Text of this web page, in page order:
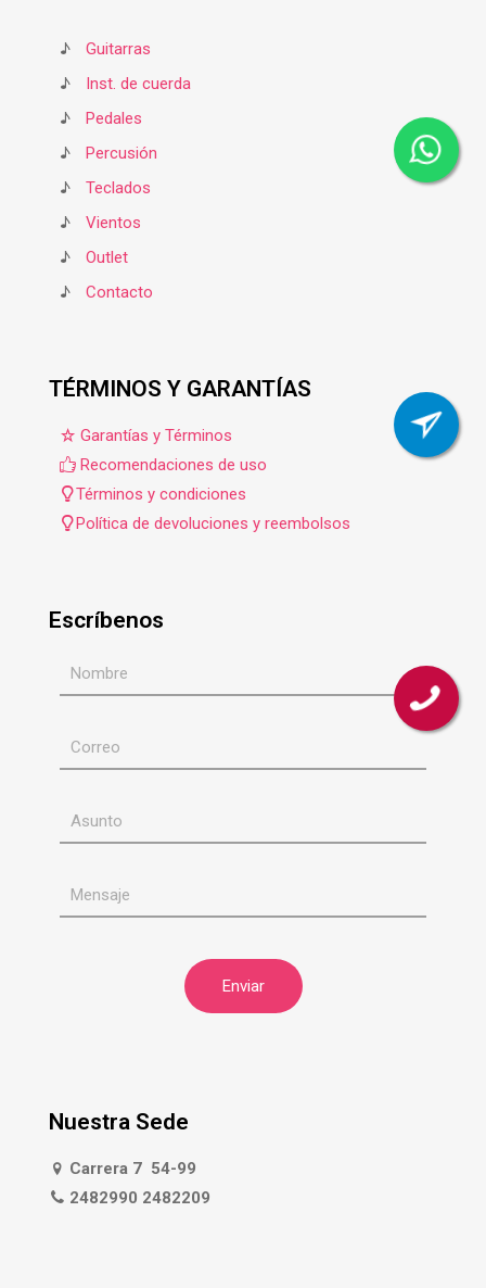
♪
Guitarras
♪
Inst. de cuerda
♪
Pedales
♪
Percusión
♪
Teclados
♪
Vientos
♪
Outlet
♪
Contacto
TÉRMINOS Y GARANTÍAS
Garantías y Términos
Recomendaciones de uso
Términos y condiciones
Política de devoluciones y reembolsos
Escríbenos
Nuestra Sede
Carrera 7 54-99
2482990 2482209